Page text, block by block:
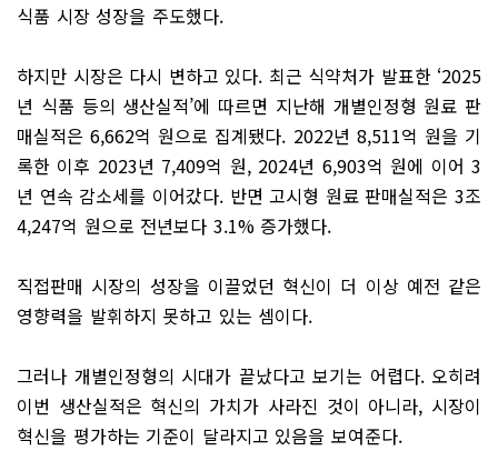
식품 시장 성장을 주도했다.
하지만 시장은 다시 변하고 있다. 최근 식약처가 발표한 ‘2025
년 식품 등의 생산실적’에 따르면 지난해 개별인정형 원료 판
매실적은 6,662억 원으로 집계됐다. 2022년 8,511억 원을 기
록한 이후 2023년 7,409억 원, 2024년 6,903억 원에 이어 3
년 연속 감소세를 이어갔다. 반면 고시형 원료 판매실적은 3조
4,247억 원으로 전년보다 3.1% 증가했다.
직접판매 시장의 성장을 이끌었던 혁신이 더 이상 예전 같은
영향력을 발휘하지 못하고 있는 셈이다.
그러나 개별인정형의 시대가 끝났다고 보기는 어렵다. 오히려
이번 생산실적은 혁신의 가치가 사라진 것이 아니라, 시장이
혁신을 평가하는 기준이 달라지고 있음을 보여준다.